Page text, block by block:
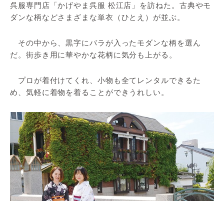
呉服専門店「かげやま呉服 松江店」を訪ねた。古典やモ
ダンな柄などさまざまな単衣（ひとえ）が並ぶ。
その中から、黒字にバラが入ったモダンな柄を選ん
だ。街歩き用に華やかな花柄に気分も上がる。
プロが着付けてくれ、小物も全てレンタルできるた
め、気軽に着物を着ることができうれしい。